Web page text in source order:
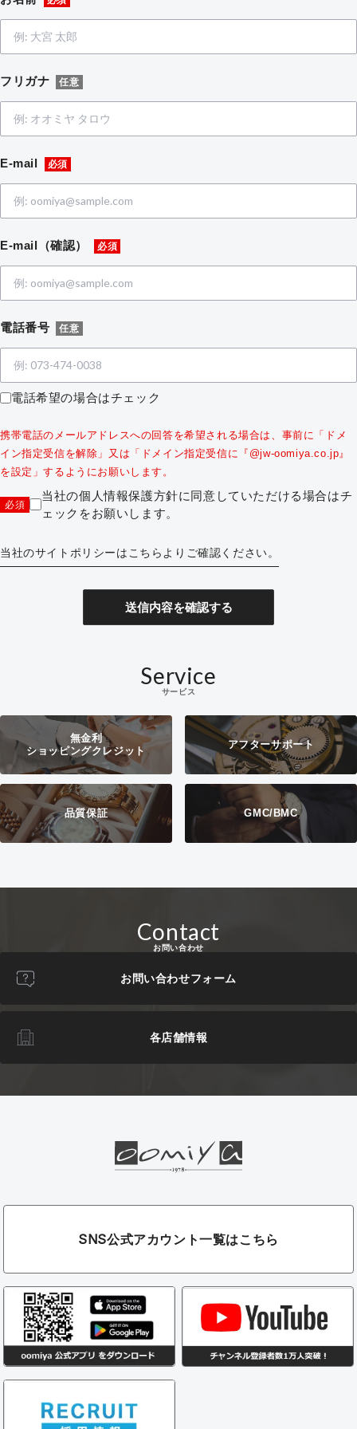
フリガナ 任意
E-mail 必須
E-mail（確認） 必須
電話番号 任意
電話希望の場合はチェック
携帯電話のメールアドレスへの回答を希望される場合は、事前に「ドメ
イン指定受信を解除」又は「ドメイン指定受信に『@jw-oomiya.co.jp』
を設定」するようにお願いします。
必須
当社の個人情報保護方針に同意していただける場合はチ
ェックをお願いします。
当社のサイトポリシーはこちらよりご確認ください。
送信内容を確認する
Service
サービス
無金利
ショッピングクレジット
アフターサポート
品質保証 GMC/BMC
Contact
お問い合わせ
お問い合わせフォーム
各店舗情報
SNS公式アカウント一覧はこちら